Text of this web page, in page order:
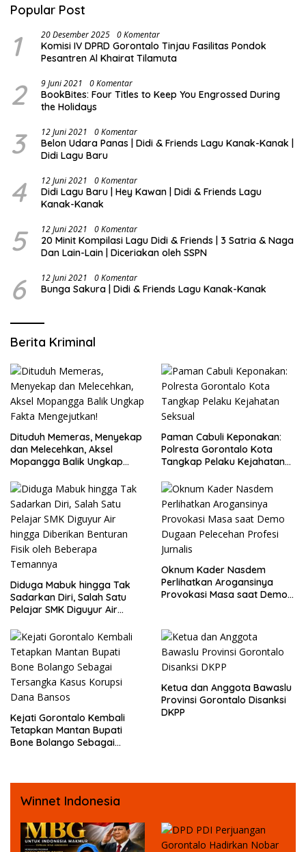
Popular Post
1 20 Desember 2025 0 Komentar
Komisi IV DPRD Gorontalo Tinjau Fasilitas Pondok
Pesantren Al Khairat Tilamuta
2 9 Juni 2021 0 Komentar
BookBites: Four Titles to Keep You Engrossed During
the Holidays
3 12 Juni 2021 0 Komentar
Belon Udara Panas | Didi & Friends Lagu Kanak-Kanak |
Didi Lagu Baru
4 12 Juni 2021 0 Komentar
Didi Lagu Baru | Hey Kawan | Didi & Friends Lagu
Kanak-Kanak
5 12 Juni 2021 0 Komentar
20 Minit Kompilasi Lagu Didi & Friends | 3 Satria & Naga
Dan Lain-Lain | Diceriakan oleh SSPN
6 12 Juni 2021 0 Komentar
Bunga Sakura | Didi & Friends Lagu Kanak-Kanak
Berita Kriminal
Dituduh Memeras, Menyekap
dan Melecehkan, Aksel
Mopangga Balik Ungkap
Paman Cabuli Keponakan:
Polresta Gorontalo Kota
Tangkap Pelaku Kejahatan
Diduga Mabuk hingga Tak
Sadarkan Diri, Salah Satu
Pelajar SMK Diguyur Air
Fisik oleh Beberapa
Temannya
Oknum Kader Nasdem
Perlihatkan Arogansinya
Provokasi Masa saat Demo
Kejati Gorontalo Kembali
Tetapkan Mantan Bupati
Bone Bolango Sebagai
Ketua dan Anggota Bawaslu
Provinsi Gorontalo Disanksi
DKPP
Winnet Indonesia